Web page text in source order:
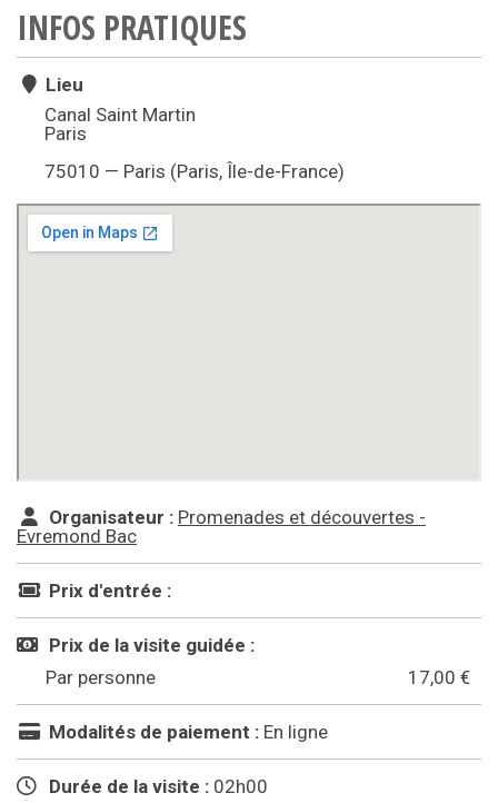
INFOS PRATIQUES
Lieu
Canal Saint Martin
Paris
75010 — Paris (Paris, Île-de-France)
Organisateur : Promenades et découvertes -
Evremond Bac
Prix d'entrée :
Prix de la visite guidée :
Par personne
17,00 €
Modalités de paiement : En ligne
Durée de la visite : 02h00